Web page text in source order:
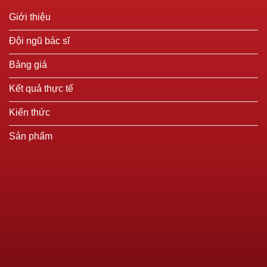
Giới thiệu
Đội ngũ bác sĩ
Bảng giá
Kết quả thực tế
Kiến thức
Sản phẩm